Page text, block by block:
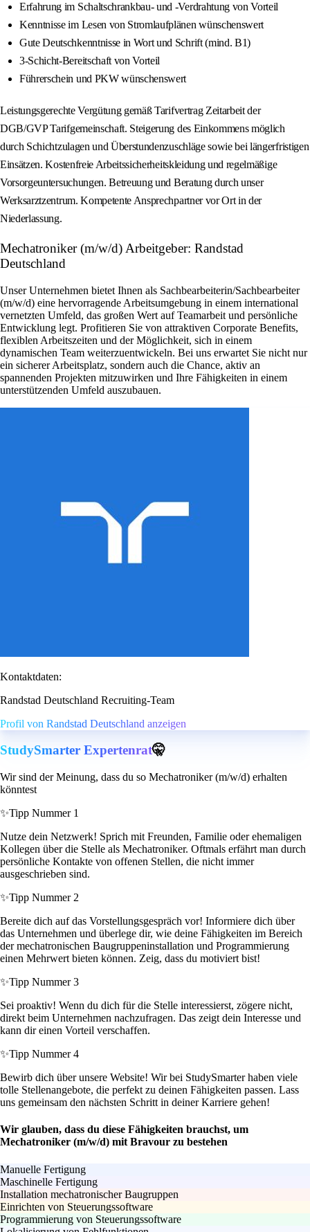
Erfahrung im Schaltschrankbau- und -Verdrahtung von Vorteil
Kenntnisse im Lesen von Stromlaufplänen wünschenswert
Gute Deutschkenntnisse in Wort und Schrift (mind. B1)
3-Schicht-Bereitschaft von Vorteil
Führerschein und PKW wünschenswert
Leistungsgerechte Vergütung gemäß Tarifvertrag Zeitarbeit der
DGB/GVP Tarifgemeinschaft. Steigerung des Einkommens möglich
durch Schichtzulagen und Überstundenzuschläge sowie bei längerfristigen
Einsätzen. Kostenfreie Arbeitssicherheitskleidung und regelmäßige
Vorsorgeuntersuchungen. Betreuung und Beratung durch unser
Werksarztzentrum. Kompetente Ansprechpartner vor Ort in der
Niederlassung.
Mechatroniker (m/w/d) Arbeitgeber: Randstad
Deutschland
Unser Unternehmen bietet Ihnen als Sachbearbeiterin/Sachbearbeiter
(m/w/d) eine hervorragende Arbeitsumgebung in einem international
vernetzten Umfeld, das großen Wert auf Teamarbeit und persönliche
Entwicklung legt. Profitieren Sie von attraktiven Corporate Benefits,
flexiblen Arbeitszeiten und der Möglichkeit, sich in einem
dynamischen Team weiterzuentwickeln. Bei uns erwartet Sie nicht nur
ein sicherer Arbeitsplatz, sondern auch die Chance, aktiv an
spannenden Projekten mitzuwirken und Ihre Fähigkeiten in einem
unterstützenden Umfeld auszubauen.
Kontaktdaten:
Randstad Deutschland Recruiting-Team
Profil von Randstad Deutschland anzeigen
StudySmarter Expertenrat🤫
Wir sind der Meinung, dass du so Mechatroniker (m/w/d) erhalten
könntest
✨Tipp Nummer 1
Nutze dein Netzwerk! Sprich mit Freunden, Familie oder ehemaligen
Kollegen über die Stelle als Mechatroniker. Oftmals erfährt man durch
persönliche Kontakte von offenen Stellen, die nicht immer
ausgeschrieben sind.
✨Tipp Nummer 2
Bereite dich auf das Vorstellungsgespräch vor! Informiere dich über
das Unternehmen und überlege dir, wie deine Fähigkeiten im Bereich
der mechatronischen Baugruppeninstallation und Programmierung
einen Mehrwert bieten können. Zeig, dass du motiviert bist!
✨Tipp Nummer 3
Sei proaktiv! Wenn du dich für die Stelle interessierst, zögere nicht,
direkt beim Unternehmen nachzufragen. Das zeigt dein Interesse und
kann dir einen Vorteil verschaffen.
✨Tipp Nummer 4
Bewirb dich über unsere Website! Wir bei StudySmarter haben viele
tolle Stellenangebote, die perfekt zu deinen Fähigkeiten passen. Lass
uns gemeinsam den nächsten Schritt in deiner Karriere gehen!
Wir glauben, dass du diese Fähigkeiten brauchst, um
Mechatroniker (m/w/d) mit Bravour zu bestehen
Manuelle Fertigung
Maschinelle Fertigung
Installation mechatronischer Baugruppen
Einrichten von Steuerungssoftware
Programmierung von Steuerungssoftware